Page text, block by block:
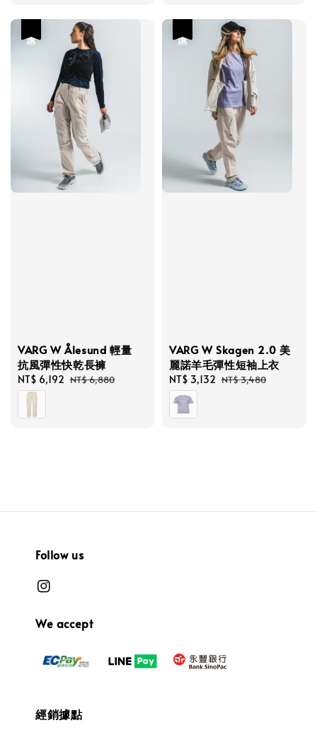
VARG W Ålesund 輕量
抗風彈性快乾長褲
Sale
price
NT$ 6,192 Regular
NT$ 6,880
VARG W Skagen 2.0 美
麗諾羊毛彈性短袖上衣
Sale
price
NT$ 3,132 Regular
NT$ 3,480
Follow us
We accept
經銷據點